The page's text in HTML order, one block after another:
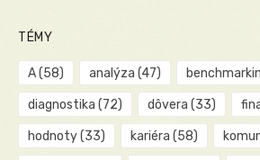
TÉMY
A(58) analýza (47)
diagnostika (72) dôvera (33)
hodnoty(33) kariéra (58)